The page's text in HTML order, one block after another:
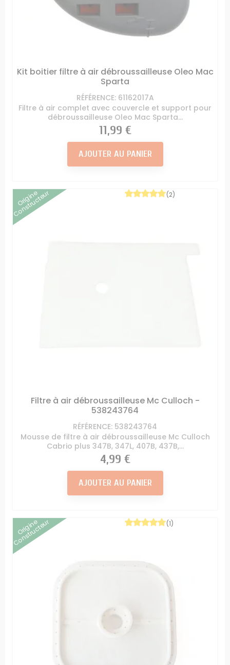
Kit boitier filtre à air débroussailleuse Oleo Mac
Sparta
RÉFÉRENCE: 61162017A
Filtre à air complet avec couvercle et support pour
débroussailleuse Oleo Mac Sparta...
Prix
11,99 €
AJOUTER AU PANIER
Origine
Constructeur
Filtre à air débroussailleuse Mc Culloch -
538243764
RÉFÉRENCE: 538243764
Mousse de filtre à air débroussailleuse Mc Culloch
Cabrio plus 347B, 347L, 407B, 437B,...
(2)
Prix
4,99 €
AJOUTER AU PANIER
Origine
Constructeur (1)